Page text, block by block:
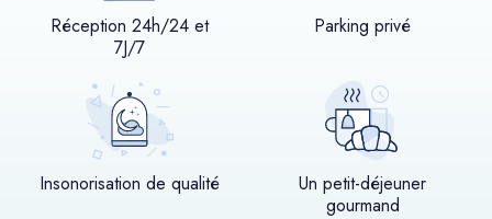
Réception 24h/24 et
7J/7
Parking privé
Insonorisation de qualité
Un petit-déjeuner
gourmand